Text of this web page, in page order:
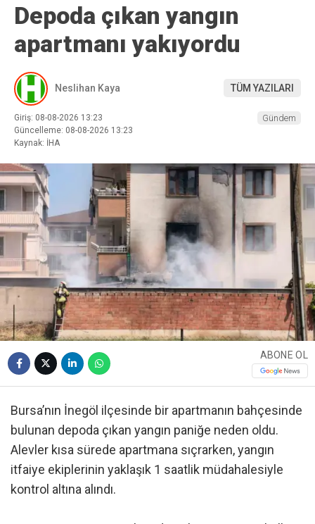
Depoda çıkan yangın
apartmanı yakıyordu
Neslihan Kaya TÜM YAZILARI
Giriş: 08-08-2026 13:23
Güncelleme: 08-08-2026 13:23
Kaynak: İHA
Gündem
ABONE OL
Bursa’nın İnegöl ilçesinde bir apartmanın bahçesinde
bulunan depoda çıkan yangın paniğe neden oldu.
Alevler kısa sürede apartmana sıçrarken, yangın
itfaiye ekiplerinin yaklaşık 1 saatlik müdahalesiyle
kontrol altına alındı.